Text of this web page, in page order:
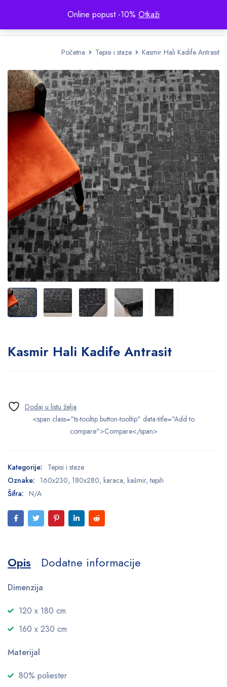
Online popust -10% Otkaži
Početna Tepisi i staze Kasmir Hali Kadife Antrasit
Kasmir Hali Kadife Antrasit
<span class="ts-tooltip button-tooltip" data-title="Add to
compare">Compare</span>
Kategorije: Tepisi i staze
Oznake: 160x230, 180x280, karaca, kašmir,tepih
Šifra: N/A
Opis Dodatne informacije
Dimenzija
120 x 180 cm
160 x 230 cm
Materijal
80% poliester